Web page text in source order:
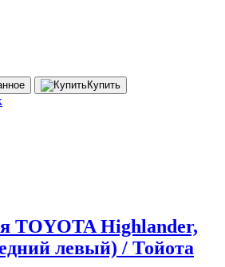
Купить
TOYOTA Highlander,
левый) / Тойота